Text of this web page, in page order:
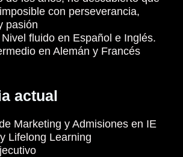
con perseverancia,
pasión
fluido en Español e Inglés.
en Alemán y Francés
actual
Marketing y Admisiones en IE
Lifelong Learning